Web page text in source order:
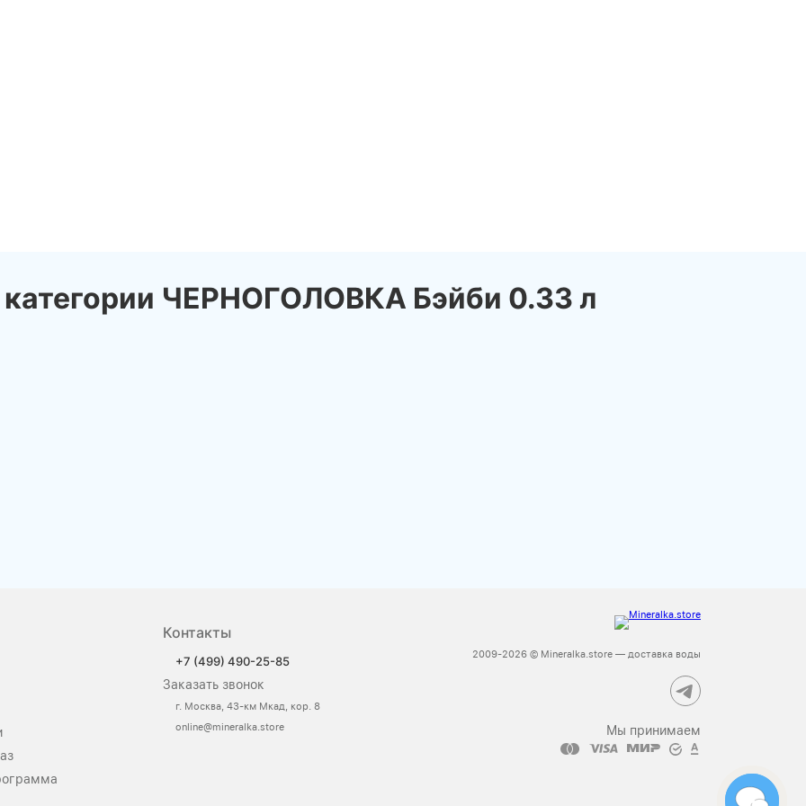
ЧЕРНОГОЛОВКА Бэйби 0.33 л
Контакты
+7 (499) 490-25-85
Заказать звонок
г. Москва, 43-км Мкад, кор. 8
online@mineralka.store
2009-2026 © Mineralka.store — доставка воды
Мы принимаем